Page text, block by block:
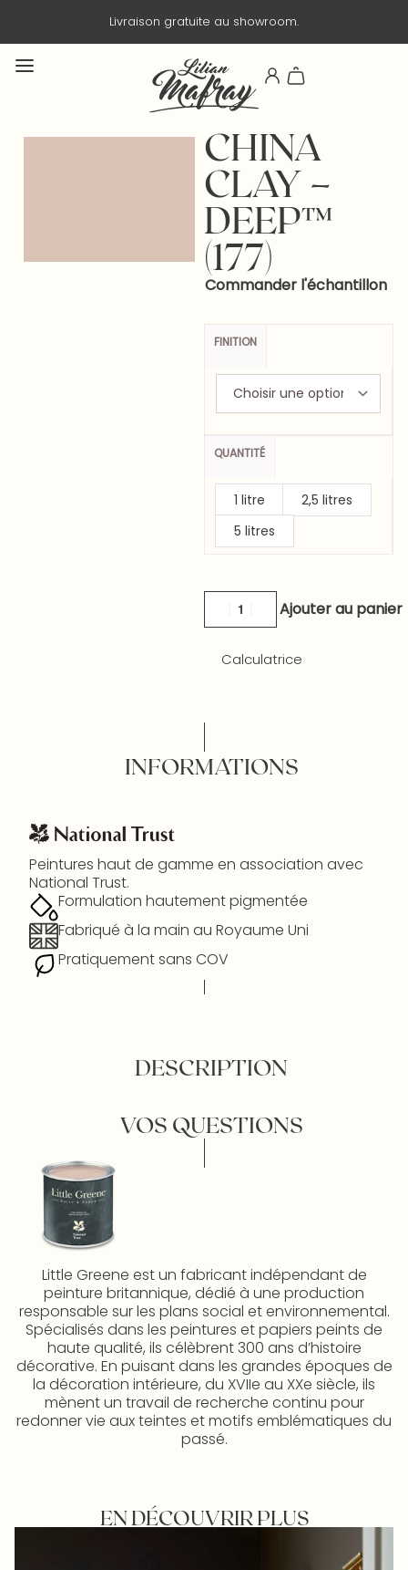
Livraison gratuite au showroom.
CHINA
CLAY –
DEEP™
(177)
Commander l'échantillon
FINITION
QUANTITÉ
1 litre
2,5 litres
5 litres
Ajouter au panier
Calculatrice
INFORMATIONS
Peintures haut de gamme en association avec
National Trust.
Formulation hautement pigmentée
Fabriqué à la main au Royaume Uni
Pratiquement sans COV
DESCRIPTION
VOS QUESTIONS
Little Greene est un fabricant indépendant de
peinture britannique, dédié à une production
responsable sur les plans social et environnemental.
Spécialisés dans les peintures et papiers peints de
haute qualité, ils célèbrent 300 ans d’histoire
décorative. En puisant dans les grandes époques de
la décoration intérieure, du XVIIe au XXe siècle, ils
mènent un travail de recherche continu pour
redonner vie aux teintes et motifs emblématiques du
passé.
EN DÉCOUVRIR PLUS